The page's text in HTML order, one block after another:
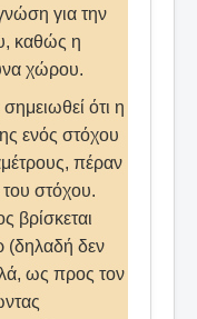
για την
καθώς η
χώρου.
ότι η
ενός στόχου
πέραν
στόχου.
βρίσκεται
(δηλαδή δεν
ως προς τον